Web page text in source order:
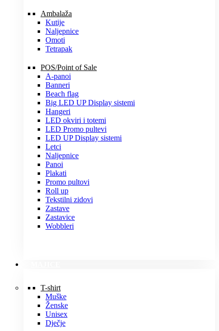
Ambalaža
Kutije
Naljepnice
Omoti
Tetrapak
POS/Point of Sale
A-panoi
Banneri
Beach flag
Big LED UP Display sistemi
Hangeri
LED okviri i totemi
LED Promo pultevi
LED UP Display sistemi
Letci
Naljepnice
Panoi
Plakati
Promo pultovi
Roll up
Tekstilni zidovi
Zastave
Zastavice
Wobbleri
T-shirt
Muške
Ženske
Unisex
Dječje